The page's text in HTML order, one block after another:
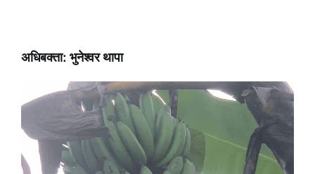
अधिबक्ता: भुनेश्वर थापा